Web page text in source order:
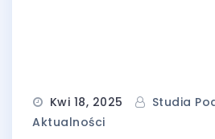
Kwi 18, 2025
Studia
Aktualności